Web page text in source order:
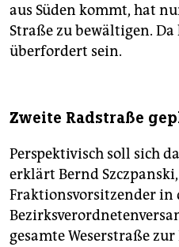
aus Süden kommt, hat
Straße zu bewältigen.
überfordert sein.
Zweite Radstraße
Perspektivisch soll sich
erklärt Bernd
Fraktionsvorsitzender in
gesamte Weserstraße